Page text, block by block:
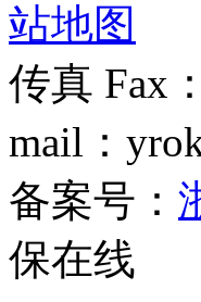
站地图
传真 Fax
mail：
备案号：
保在线